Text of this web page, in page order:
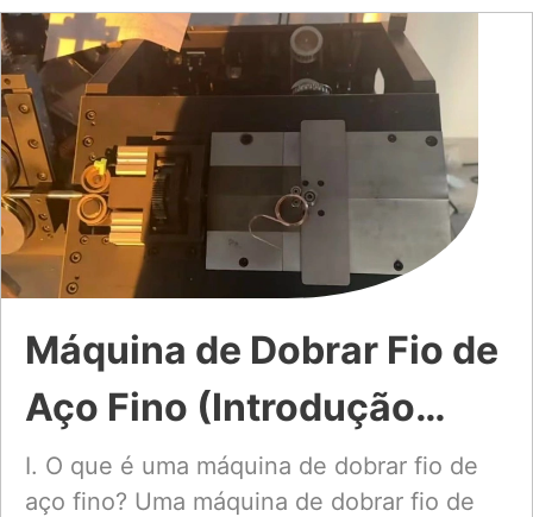
Máquina de Dobrar Fio de
Aço Fino (Introdução
Profissional)
I. O que é uma máquina de dobrar fio de
aço fino? Uma máquina de dobrar fio de